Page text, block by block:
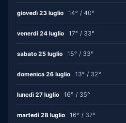
giovedì 23 luglio 14° / 40°
venerdì 24 luglio 17° / 33°
sabato 25 luglio 15° / 33°
domenica 26 luglio 13° / 32°
lunedì 27 luglio 16° / 35°
martedì 28 luglio 16° / 37°